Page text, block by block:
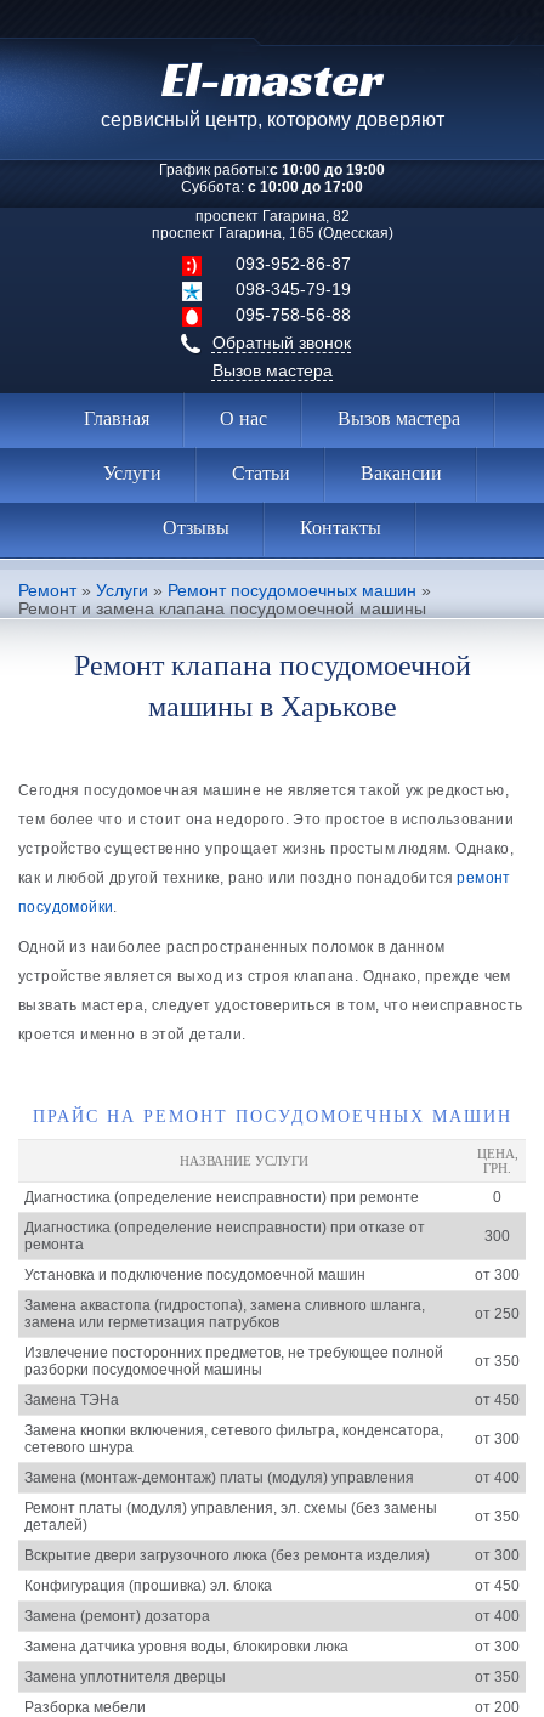
El-master
сервисный центр, которому доверяют
График работы:с 10:00 до 19:00
Суббота: с 10:00 до 17:00
проспект Гагарина, 82
проспект Гагарина, 165 (Одесская)
093-952-86-87
098-345-79-19
095-758-56-88
Обратный звонок
Вызов мастера
Главная О нас Вызов мастера
Услуги Статьи Вакансии
Отзывы Контакты
Ремонт» Услуги » Ремонт посудомоечных машин »
Ремонт и замена клапана посудомоечной машины
Ремонт клапана посудомоечной
машины в Харькове
Сегодня посудомоечная машине не является такой уж редкостью,
тем более что и стоит она недорого. Это простое в использовании
устройство существенно упрощает жизнь простым людям. Однако,
как и любой другой технике, рано или поздно понадобитсяремонт
посудомойки.
Одной из наиболее распространенных поломок в данном
устройстве является выход из строя клапана. Однако, прежде чем
вызвать мастера, следует удостовериться в том, что неисправность
кроется именно в этой детали.
ПРАЙС НА РЕМОНТ ПОСУДОМОЕЧНЫХ МАШИН
НАЗВАНИЕ УСЛУГИ
ЦЕНА,
ГРН.
Диагностика (определение неисправности) при ремонте
0
Диагностика (определение неисправности) при отказе от
ремонта
300
Установка и подключение посудомоечной машин
от 300
Замена аквастопа (гидростопа), замена сливного шланга,
замена или герметизация патрубков
от 250
Извлечение посторонних предметов, не требующее полной
разборки посудомоечной машины
от 350
Замена ТЭНа
от 450
Замена кнопки включения, сетевого фильтра, конденсатора,
сетевого шнура
от 300
Замена (монтаж-демонтаж) платы (модуля) управления
от 400
Ремонт платы (модуля) управления, эл. схемы (без замены
деталей)
от 350
Вскрытие двери загрузочного люка (без ремонта изделия)
от 300
Конфигурация (прошивка) эл. блока
от 450
Замена (ремонт) дозатора
от 400
Замена датчика уровня воды, блокировки люка
от 300
Замена уплотнителя дверцы
от 350
Разборка мебели
от 200